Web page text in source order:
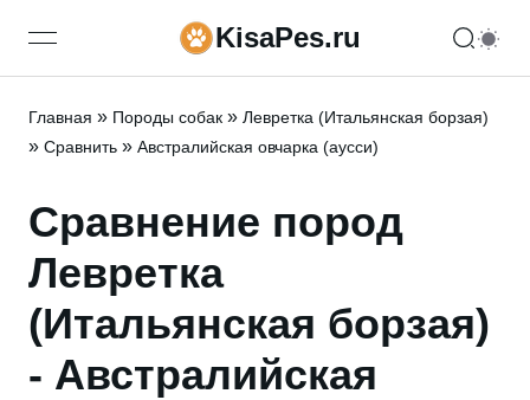
open navigation menuKisaPes.ru
Главная » Породы собак » Левретка (Итальянская борзая)
» Сравнить » Австралийская овчарка (аусси)
Сравнение пород
Левретка
(Итальянская борзая)
- Австралийская